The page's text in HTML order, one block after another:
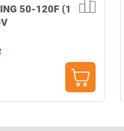
50-120F (1